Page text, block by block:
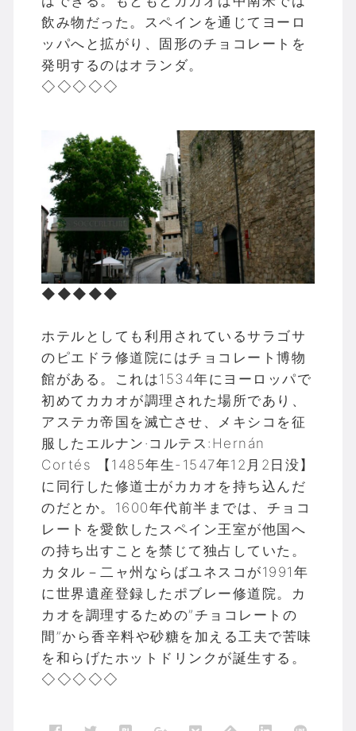
飲み物だった。スペインを通じてヨーロ
ッパへと拡がり、固形のチョコレートを
発明するのはオランダ。
◇◇◇◇◇
◆◆◆◆◆
ホテルとしても利用されているサラゴサ
のピエドラ修道院にはチョコレート博物
館がある。これは1534年にヨーロッパで
初めてカカオが調理された場所であり、
アステカ帝国を滅亡させ、メキシコを征
服したエルナン·コルテス:Hernán
Cortés 【1485年生-1547年12月2日没】
に同行した修道士がカカオを持ち込んだ
のだとか。1600年代前半までは、チョコ
レートを愛飲したスペイン王室が他国へ
の持ち出すことを禁じて独占していた。
カタル－二ャ州ならばユネスコが1991年
に世界遺産登録したポブレー修道院。カ
カオを調理するための”チョコレートの
間”から香辛料や砂糖を加える工夫で苦味
を和らげたホットドリンクが誕生する。
◇◇◇◇◇